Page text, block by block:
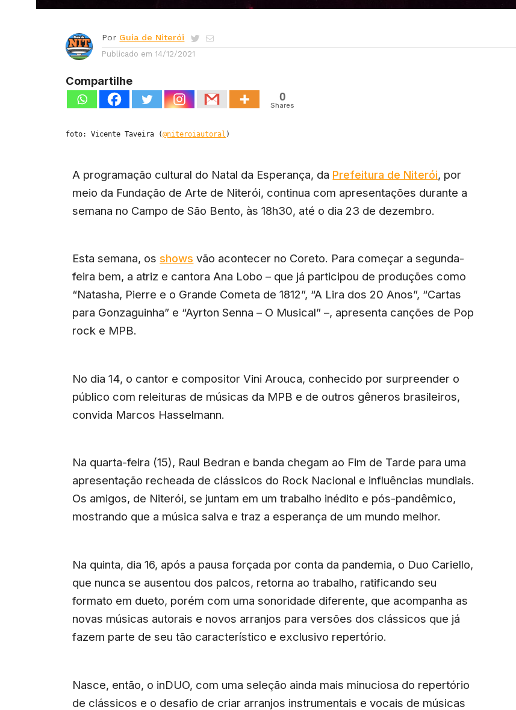
Por Guia de Niterói
Publicado em 14/12/2021
Compartilhe
0
Shares
foto: Vicente Taveira (@niteroiautoral )
A programação cultural do Natal da Esperança, da Prefeitura de Niterói, por
meio da Fundação de Arte de Niterói, continua com apresentações durante a
semana no Campo de São Bento, às 18h30, até o dia 23 de dezembro.
Esta semana, osshows vão acontecer no Coreto. Para começar a segunda-
feira bem, a atriz e cantora Ana Lobo – que já participou de produções como
“Natasha, Pierre e o Grande Cometa de 1812”, “A Lira dos 20 Anos”, “Cartas
para Gonzaguinha” e “Ayrton Senna – O Musical” –, apresenta canções de Pop
rock e MPB.
No dia 14, o cantor e compositor Vini Arouca, conhecido por surpreender o
público com releituras de músicas da MPB e de outros gêneros brasileiros,
convida Marcos Hasselmann.
Na quarta-feira (15), Raul Bedran e banda chegam ao Fim de Tarde para uma
apresentação recheada de clássicos do Rock Nacional e influências mundiais.
Os amigos, de Niterói, se juntam em um trabalho inédito e pós-pandêmico,
mostrando que a música salva e traz a esperança de um mundo melhor.
Na quinta, dia 16, após a pausa forçada por conta da pandemia, o Duo Cariello,
que nunca se ausentou dos palcos, retorna ao trabalho, ratificando seu
formato em dueto, porém com uma sonoridade diferente, que acompanha as
novas músicas autorais e novos arranjos para versões dos clássicos que já
fazem parte de seu tão característico e exclusivo repertório.
Nasce, então, o inDUO, com uma seleção ainda mais minuciosa do repertório
de clássicos e o desafio de criar arranjos instrumentais e vocais de músicas